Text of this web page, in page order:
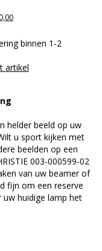
binnen 1-2
artikel
helder beeld op uw
u sport kijken met
beelden op een
003-000599-02
van uw beamer of
fijn om een reserve
uw huidige lamp het